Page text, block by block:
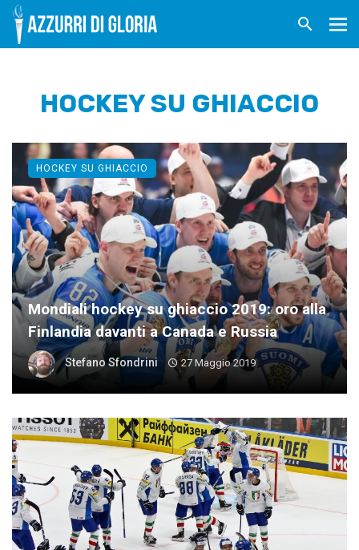
HOCKEY SU GHIACCIO
Mondiali hockey su ghiaccio 2019: oro alla
Finlandia davanti a Canada e Russia
Stefano Sfondrini 27 Maggio 2019
HOCKEY SU GHIACCIO